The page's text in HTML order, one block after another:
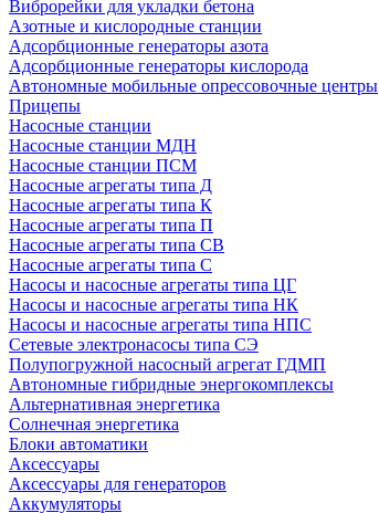
Виброрейки для укладки бетона
Азотные и кислородные станции
Адсорбционные генераторы азота
Адсорбционные генераторы кислорода
Автономные мобильные опрессовочные центры
Прицепы
Насосные станции
Насосные станции МДН
Насосные станции ПСМ
Насосные агрегаты типа Д
Насосные агрегаты типа К
Насосные агрегаты типа П
Насосные агрегаты типа СВ
Насосные агрегаты типа С
Насосы и насосные агрегаты типа ЦГ
Насосы и насосные агрегаты типа НК
Насосы и насосные агрегаты типа НПС
Сетевые электронасосы типа СЭ
Полупогружной насосный агрегат ГДМП
Автономные гибридные энергокомплексы
Альтернативная энергетика
Солнечная энергетика
Блоки автоматики
Аксессуары
Аксессуары для генераторов
Аккумуляторы